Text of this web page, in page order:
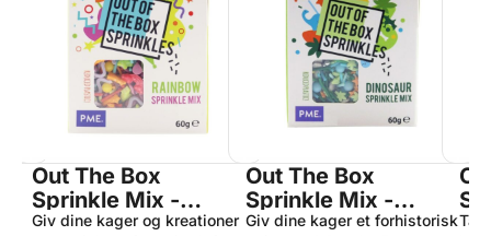
Out The Box
Sprinkle Mix -
Rainbow 60g, PME
Giv dine kager og kreationer
Out The Box
Sprinkle Mix -
Dinosaur 60g, PME
Giv dine kager et forhistoriskTag